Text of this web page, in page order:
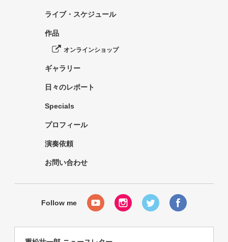
ライブ・スケジュール
作品
オンラインショップ
ギャラリー
日々のレポート
Specials
プロフィール
演奏依頼
お問い合わせ